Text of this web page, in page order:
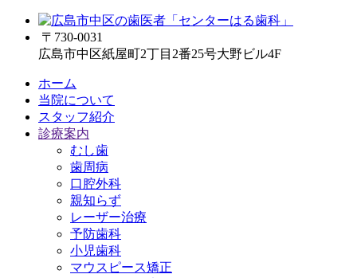
〒730-0031
広島市中区紙屋町2丁目2番25号大野ビル4F
ホーム
当院について
スタッフ紹介
診療案内
むし歯
歯周病
口腔外科
親知らず
レーザー治療
予防歯科
小児歯科
マウスピース矯正